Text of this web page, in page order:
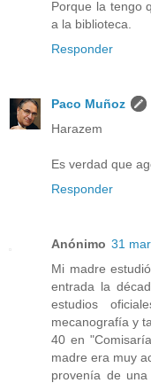
Porque la tengo
a la biblioteca.
Responder
Paco Muñoz
Harazem
Es verdad que
Responder
Anónimo 31
Mi madre
entrada la
estudios
mecanografía y
40 en
madre era muy
provenía de